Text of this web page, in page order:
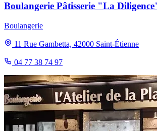
Boulangerie Pâtisserie "La
Boulangerie
11 Rue Gambetta, 42000 Saint-Étienne
04 77 38 74 97